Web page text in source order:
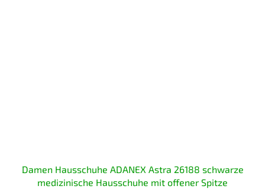
Damen Hausschuhe ADANEX Astra 26188 schwarze
medizinische Hausschuhe mit offener Spitze